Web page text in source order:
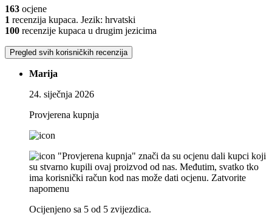
163 ocjene
1 recenzija kupaca. Jezik: hrvatski
100 recenzije kupaca u drugim jezicima
Pregled svih korisničkih recenzija
Marija
24. siječnja 2026
Provjerena kupnja
"Provjerena kupnja" znači da su ocjenu dali kupci koji
su stvarno kupili ovaj proizvod od nas. Međutim, svatko tko
ima korisnički račun kod nas može dati ocjenu. Zatvorite
napomenu
Ocijenjeno sa 5 od 5 zvijezdica.